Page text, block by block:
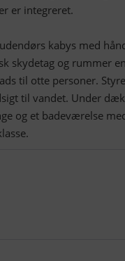
er integreret.
kabys med
skydetag og rummer
til otte personer.
til vandet. Under
og et badeværelse